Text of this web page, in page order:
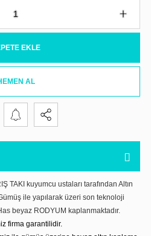
EKLE
AL
TAKI kuyumcu ustaları tarafından Altın
ile yapılarak üzeri son teknoloji
beyaz RODYUM kaplanmaktadır.
firma garantilidir.